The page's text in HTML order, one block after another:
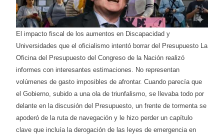
El impacto fiscal de los aumentos en Discapacidad y
Universidades que el oficialismo intentó borrar del Presupuesto La
Oficina del Presupuesto del Congreso de la Nación realizó
informes con interesantes estimaciones. No representan
volúmenes de gasto imposibles de afrontar. Cuando parecía que
el Gobierno, subido a una ola de triunfalismo, se llevaba todo por
delante en la discusión del Presupuesto, un frente de tormenta se
apoderó de la ruta de navegación y le hizo perder un capítulo
clave que incluía la derogación de las leyes de emergencia en